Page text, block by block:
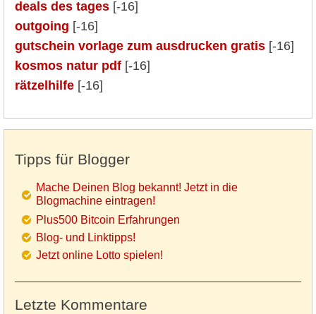
deals des tages [-16]
outgoing [-16]
gutschein vorlage zum ausdrucken gratis [-16]
kosmos natur pdf [-16]
rätzelhilfe [-16]
Tipps für Blogger
Mache Deinen Blog bekannt! Jetzt in die
Blogmachine eintragen!
Plus500 Bitcoin Erfahrungen
Blog- und Linktipps!
Jetzt online Lotto spielen!
Letzte Kommentare